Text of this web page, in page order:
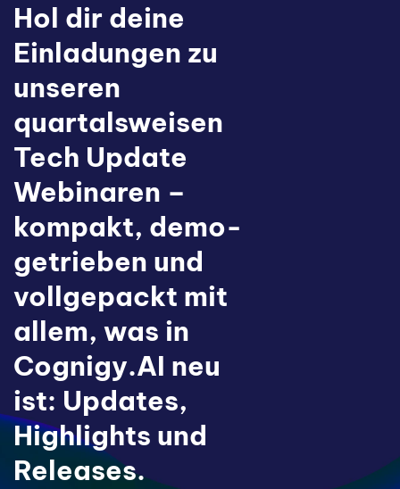
Hol dir deine
Einladungen zu
unseren
quartalsweisen
Tech Update
Webinaren –
kompakt, demo-
getrieben und
vollgepackt mit
allem, was in
Cognigy.AI neu
ist: Updates,
Highlights und
Releases.